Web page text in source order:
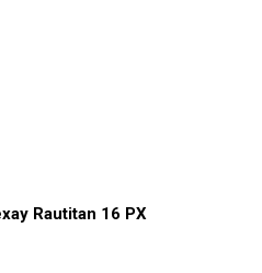
Rautitan 16 PX